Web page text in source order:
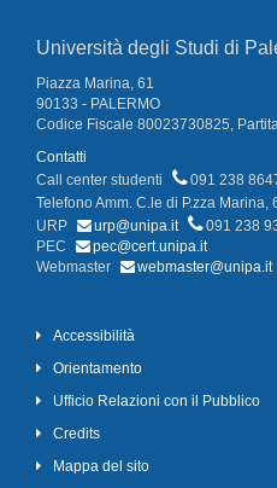
Università degli Studi di
Piazza Marina, 61
90133 - PALERMO
Codice Fiscale 80023730825,
Contatti
Call center studenti
091 238
Telefono Amm. C.le di P.zza Marina,
URP
urp@unipa.it
091 238
PEC
pec@cert.unipa.it
Webmaster
webmaster@unipa.it
Accessibilità
Orientamento
Ufficio Relazioni con il Pubblico
Credits
Mappa del sito